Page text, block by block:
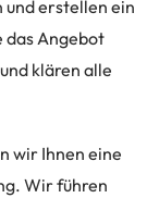
erstellen ein
das Angebot
klären alle
wir Ihnen eine
Wir führen